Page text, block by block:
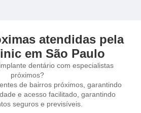
atendidas pela
em São Paulo
dentário com especialistas
próximos?
de bairros próximos, garantindo
e acesso facilitado, garantindo
seguros e previsíveis.